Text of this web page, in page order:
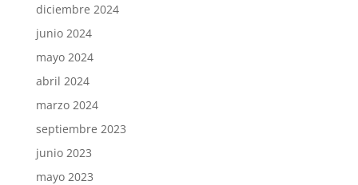
diciembre 2024
junio 2024
mayo 2024
abril 2024
marzo 2024
septiembre 2023
junio 2023
mayo 2023